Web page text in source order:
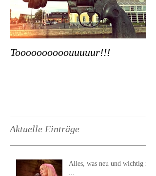
Toooooooooouuuuur!!!
Aktuelle Einträge
Alles, was neu und wichtig ist